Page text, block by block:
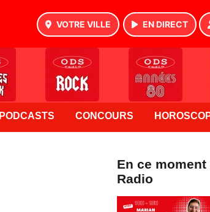
VOTRE VILLE EN DIRECT
PODCASTS CONCOURS
En ce moment
Radio